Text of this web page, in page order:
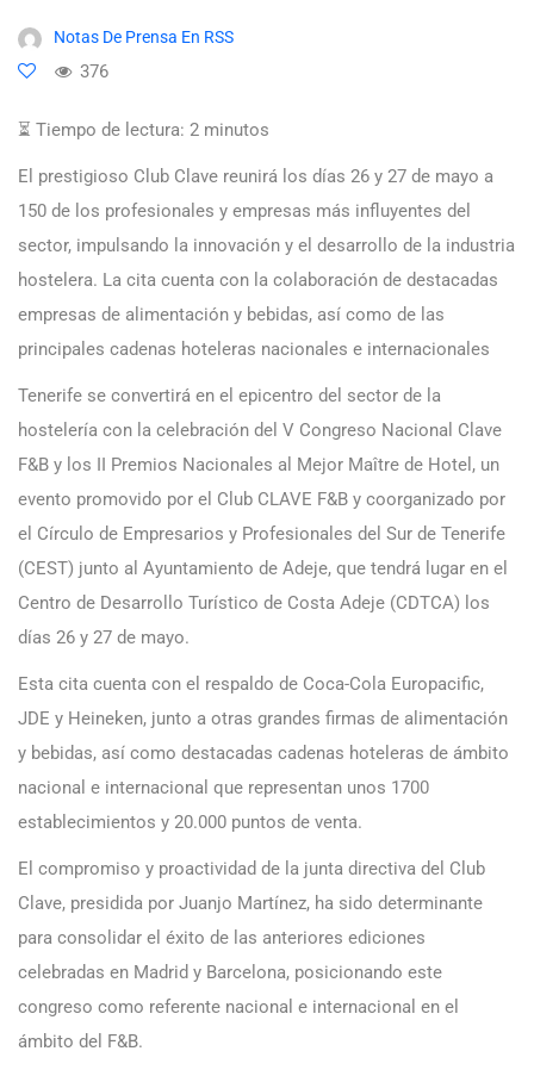
Notas De Prensa En RSS
376
⏳ Tiempo de lectura: 2 minutos
El prestigioso Club Clave reunirá los días 26 y 27 de mayo a
150 de los profesionales y empresas más influyentes del
sector, impulsando la innovación y el desarrollo de la industria
hostelera. La cita cuenta con la colaboración de destacadas
empresas de alimentación y bebidas, así como de las
principales cadenas hoteleras nacionales e internacionales
Tenerife se convertirá en el epicentro del sector de la
hostelería con la celebración del V Congreso Nacional Clave
F&B y los II Premios Nacionales al Mejor Maître de Hotel, un
evento promovido por el Club CLAVE F&B y coorganizado por
el Círculo de Empresarios y Profesionales del Sur de Tenerife
(CEST) junto al Ayuntamiento de Adeje, que tendrá lugar en el
Centro de Desarrollo Turístico de Costa Adeje (CDTCA) los
días 26 y 27 de mayo.
Esta cita cuenta con el respaldo de Coca-Cola Europacific,
JDE y Heineken, junto a otras grandes firmas de alimentación
y bebidas, así como destacadas cadenas hoteleras de ámbito
nacional e internacional que representan unos 1700
establecimientos y 20.000 puntos de venta.
El compromiso y proactividad de la junta directiva del Club
Clave, presidida por Juanjo Martínez, ha sido determinante
para consolidar el éxito de las anteriores ediciones
celebradas en Madrid y Barcelona, posicionando este
congreso como referente nacional e internacional en el
ámbito del F&B.